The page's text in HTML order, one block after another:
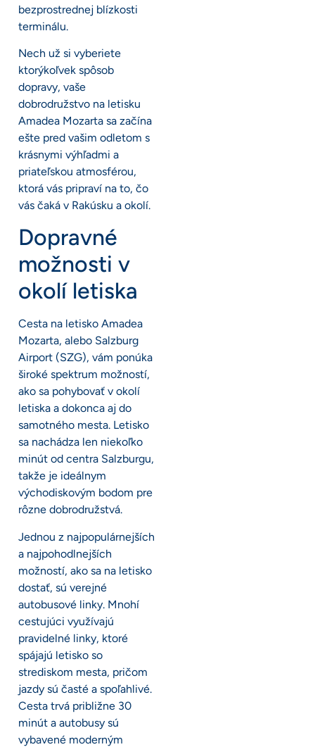
bezprostrednej blízkosti
terminálu.
Nech už si vyberiete
ktorýkoľvek spôsob
dopravy, vaše
dobrodružstvo na letisku
Amadea Mozarta sa začína
ešte pred vašim odletom s
krásnymi výhľadmi a
priateľskou atmosférou,
ktorá vás pripraví na to, čo
vás čaká v Rakúsku a okolí.
Dopravné
možnosti v
okolí letiska
Cesta na letisko Amadea
Mozarta, alebo Salzburg
Airport (SZG), vám ponúka
široké spektrum možností,
ako sa pohybovať v okolí
letiska a dokonca aj do
samotného mesta. Letisko
sa nachádza len niekoľko
minút od centra Salzburgu,
takže je ideálnym
východiskovým bodom pre
rôzne dobrodružstvá.
Jednou z najpopulárnejších
a najpohodlnejších
možností, ako sa na letisko
dostať, sú verejné
autobusové linky. Mnohí
cestujúci využívajú
pravidelné linky, ktoré
spájajú letisko so
strediskom mesta, pričom
jazdy sú časté a spoľahlivé.
Cesta trvá približne 30
minút a autobusy sú
vybavené moderným